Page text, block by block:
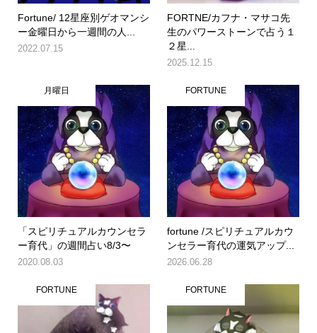
Fortune/ 12星座別ゲオマンシ
ー金曜日から一週間の人...
2022.07.15
FORTNE/カフナ・マサコ先
生のパワーストーンで占う１
２星...
2025.12.15
月曜日
「スピリチュアルカウンセラ
ー育代」の週間占い8/3〜
2020.08.03
FORTUNE
fortune /スピリチュアルカウ
ンセラー育代の運気アップ...
2026.06.28
FORTUNE FORTUNE